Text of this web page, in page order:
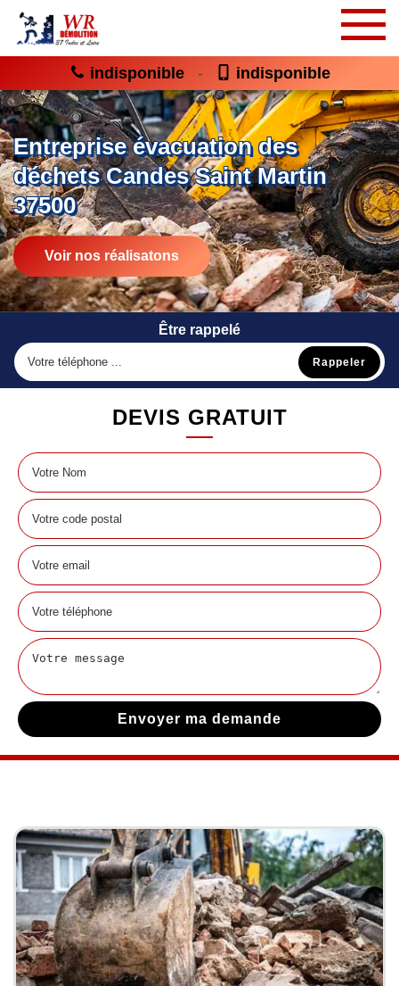
indisponible - indisponible
Entreprise évacuation des
déchets Candes Saint Martin
37500
Voir nos réalisatons
Être rappelé
DEVIS GRATUIT